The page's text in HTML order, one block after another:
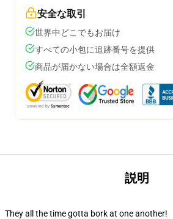
安全な取引
世界中どこでもお届け
すべての小包に追跡番号を提供
商品が届かない場合は全額返金
説明
They all the time gotta bork at one another!